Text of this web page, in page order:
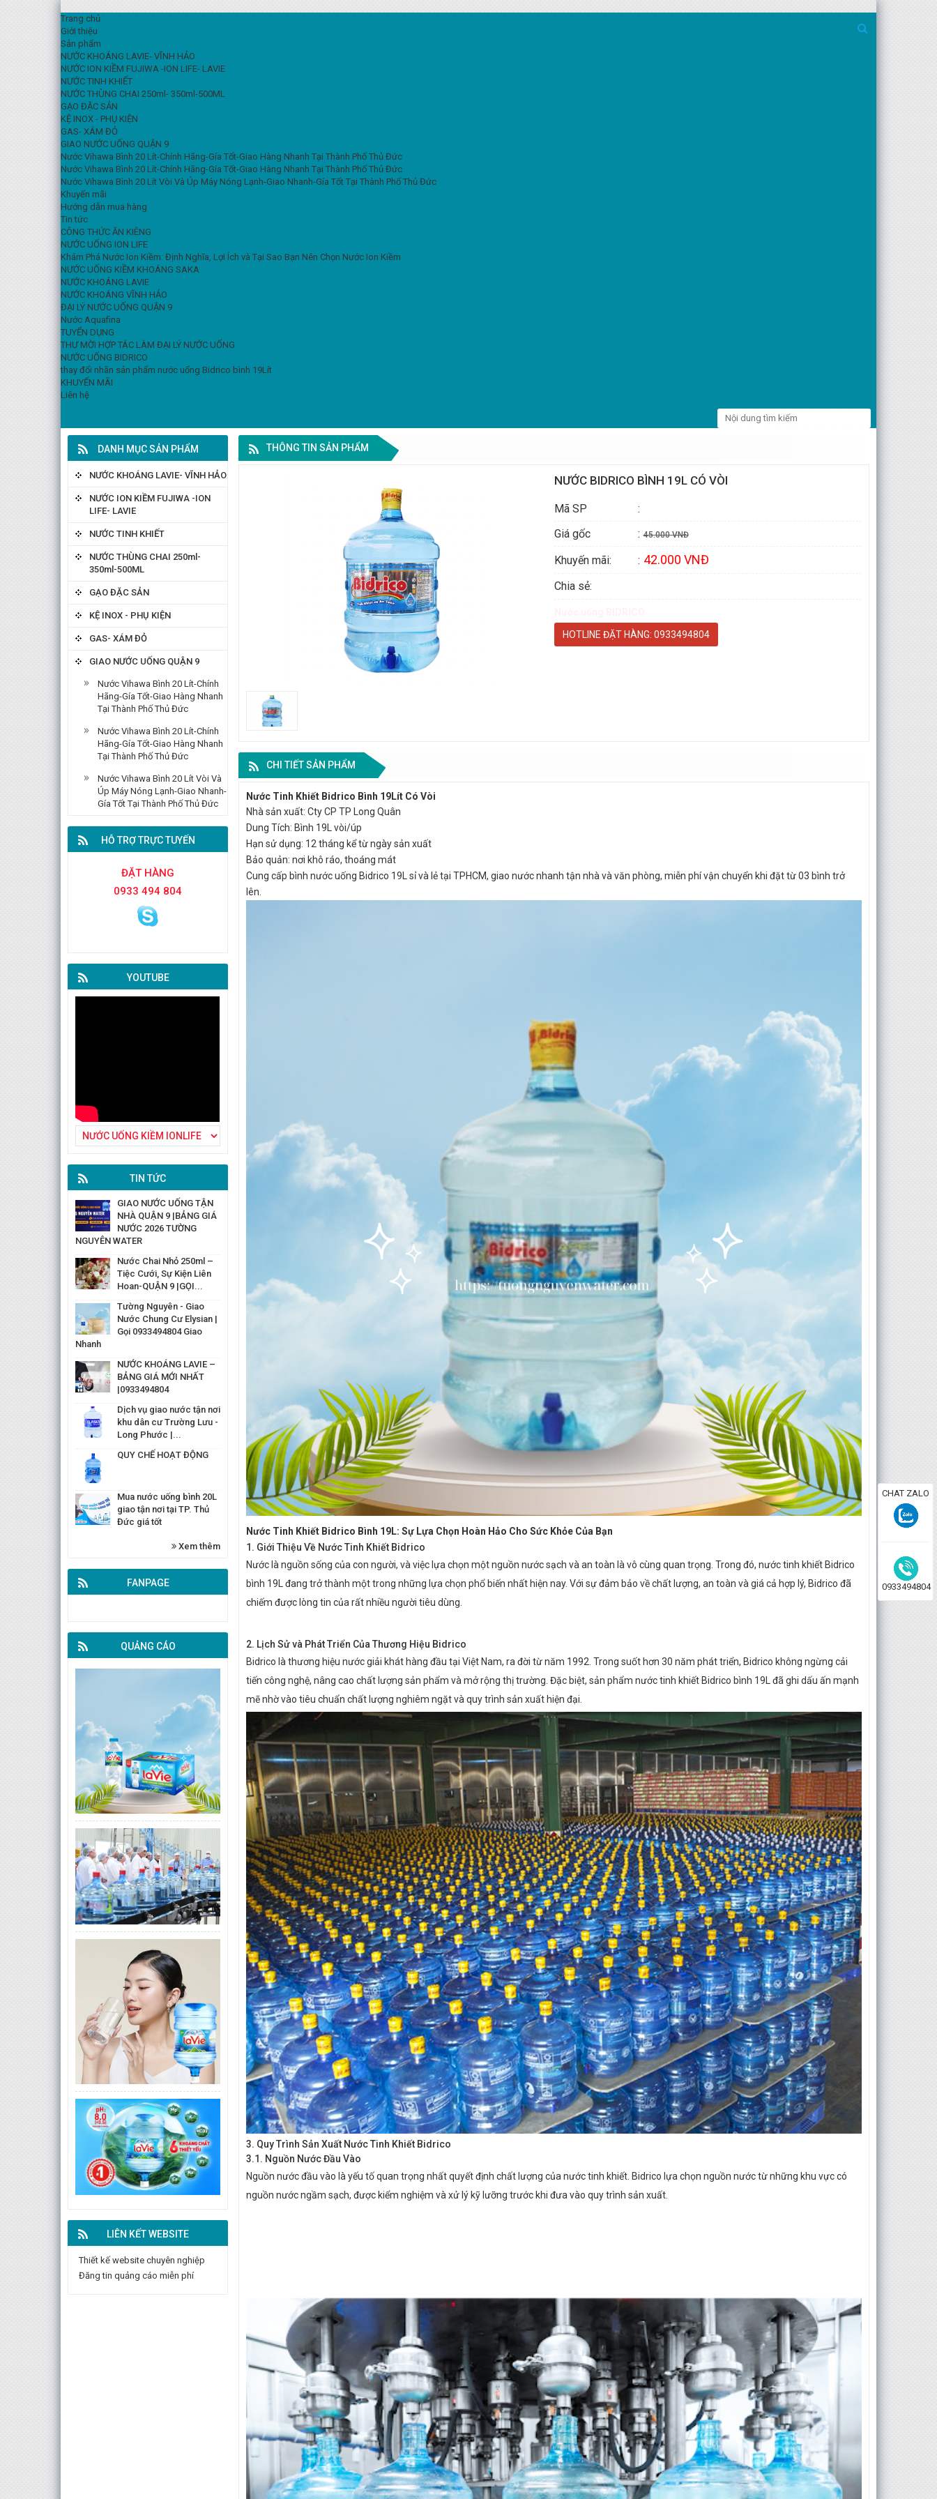
Trang chủ
Giới thiệu
Sản phẩm
NƯỚC KHOÁNG LAVIE- VĨNH HẢO
NƯỚC ION KIỀM FUJIWA -ION LIFE- LAVIE
NƯỚC TINH KHIẾT
NƯỚC THÙNG CHAI 250ml- 350ml-500ML
GẠO ĐẶC SẢN
KỆ INOX - PHỤ KIỆN
GAS- XÁM ĐỎ
GIAO NƯỚC UỐNG QUẬN 9
Nước Vihawa Bình 20 Lít-Chính Hãng-Gía Tốt-Giao Hàng Nhanh Tại Thành Phố Thủ Đức
Nước Vihawa Bình 20 Lít-Chính Hãng-Gía Tốt-Giao Hàng Nhanh Tại Thành Phố Thủ Đức
Nước Vihawa Bình 20 Lít Vòi Và Úp Máy Nóng Lạnh-Giao Nhanh-Gía Tốt Tại Thành Phố Thủ Đức
Khuyến mãi
Hướng dẫn mua hàng
Tin tức
CÔNG THỨC ĂN KIÊNG
NƯỚC UỐNG ION LIFE
Khám Phá Nước Ion Kiềm: Định Nghĩa, Lợi Ích và Tại Sao Bạn Nên Chọn Nước Ion Kiềm
NƯỚC UỐNG KIỀM KHOÁNG SAKA
NƯỚC KHOÁNG LAVIE
NƯỚC KHOÁNG VĨNH HẢO
ĐẠI LÝ NƯỚC UỐNG QUẬN 9
Nước Aquafina
TUYỂN DỤNG
THƯ MỜI HỢP TÁC LÀM ĐẠI LÝ NƯỚC UỐNG
NƯỚC UỐNG BIDRICO
thay đổi nhãn sản phẩm nước uống Bidrico bình 19Lít
KHUYẾN MÃI
Liên hệ
DANH MỤC SẢN PHẨM
NƯỚC KHOÁNG LAVIE- VĨNH HẢO
NƯỚC ION KIỀM FUJIWA -ION
LIFE- LAVIE
NƯỚC TINH KHIẾT
NƯỚC THÙNG CHAI 250ml-
350ml-500ML
GẠO ĐẶC SẢN
KỆ INOX - PHỤ KIỆN
GAS- XÁM ĐỎ
GIAO NƯỚC UỐNG QUẬN 9
Nước Vihawa Bình 20 Lít-Chính
Hãng-Gía Tốt-Giao Hàng Nhanh
Tại Thành Phố Thủ Đức
Nước Vihawa Bình 20 Lít-Chính
Hãng-Gía Tốt-Giao Hàng Nhanh
Tại Thành Phố Thủ Đức
Nước Vihawa Bình 20 Lít Vòi Và
Úp Máy Nóng Lạnh-Giao Nhanh-
Gía Tốt Tại Thành Phố Thủ Đức
HỖ TRỢ TRỰC TUYẾN
ĐẶT HÀNG
0933 494 804
YOUTUBE
TIN TỨC
GIAO NƯỚC UỐNG TẬN
NHÀ QUẬN 9 |BẢNG GIÁ
NƯỚC 2026 TƯỜNG
NGUYÊN WATER
Nước Chai Nhỏ 250ml –
Tiệc Cưới, Sự Kiện Liên
Hoan-QUẬN 9 |GỌI...
Tường Nguyên - Giao
Nước Chung Cư Elysian |
Gọi 0933494804 Giao
Nhanh
NƯỚC KHOÁNG LAVIE –
BẢNG GIÁ MỚI NHẤT
|0933494804
Dịch vụ giao nước tận nơi
khu dân cư Trường Lưu -
Long Phước |...
QUY CHẾ HOẠT ĐỘNG
Mua nước uống bình 20L
giao tận nơi tại TP. Thủ
Đức giá tốt
Xem thêm
FANPAGE
QUẢNG CÁO
LIÊN KẾT WEBSITE
Thiết kế website chuyên nghiệp
Đăng tin quảng cáo miễn phí
THÔNG TIN SẢN PHẨM
NƯỚC BIDRICO BÌNH 19L CÓ VÒI
Mã SP
:
Giá gốc
: 45.000 VNĐ
Khuyến mãi: : 42.000 VNĐ
Chia sẻ:
HOTLINE ĐẶT HÀNG: 0933494804
CHI TIẾT SẢN PHẨM
Nước Tinh Khiết Bidrico Bình 19Lít Có Vòi
Nhà sản xuất: Cty CP TP Long Quân
Dung Tích: Bình 19L vòi/úp
Hạn sử dụng: 12 tháng kể từ ngày sản xuất
Bảo quản: nơi khô ráo, thoáng mát
Cung cấp bình nước uống Bidrico 19L sỉ và lẻ tại TPHCM, giao nước nhanh tận nhà và văn phòng, miễn phí vận chuyển khi đặt từ 03 bình trở
lên.
Nước Tinh Khiết Bidrico Bình 19L: Sự Lựa Chọn Hoàn Hảo Cho Sức Khỏe Của Bạn
1. Giới Thiệu Về Nước Tinh Khiết Bidrico
Nước là nguồn sống của con người, và việc lựa chọn một nguồn nước sạch và an toàn là vô cùng quan trọng. Trong đó, nước tinh khiết Bidrico
bình 19L đang trở thành một trong những lựa chọn phổ biến nhất hiện nay. Với sự đảm bảo về chất lượng, an toàn và giá cả hợp lý, Bidrico đã
chiếm được lòng tin của rất nhiều người tiêu dùng.
2. Lịch Sử và Phát Triển Của Thương Hiệu Bidrico
Bidrico là thương hiệu nước giải khát hàng đầu tại Việt Nam, ra đời từ năm 1992. Trong suốt hơn 30 năm phát triển, Bidrico không ngừng cải
tiến công nghệ, nâng cao chất lượng sản phẩm và mở rộng thị trường. Đặc biệt, sản phẩm nước tinh khiết Bidrico bình 19L đã ghi dấu ấn mạnh
mẽ nhờ vào tiêu chuẩn chất lượng nghiêm ngặt và quy trình sản xuất hiện đại.
3. Quy Trình Sản Xuất Nước Tinh Khiết Bidrico
3.1. Nguồn Nước Đầu Vào
Nguồn nước đầu vào là yếu tố quan trọng nhất quyết định chất lượng của nước tinh khiết. Bidrico lựa chọn nguồn nước từ những khu vực có
nguồn nước ngầm sạch, được kiểm nghiệm và xử lý kỹ lưỡng trước khi đưa vào quy trình sản xuất.
CHAT ZALO
0933494804